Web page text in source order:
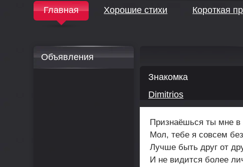
Главная Хорошие стихи Короткая
Знакомка
Dimitrios
Признаёшься ты мне в
Мол, тебе я совсем
Лучше быть друг от
И не видится более
Объявления